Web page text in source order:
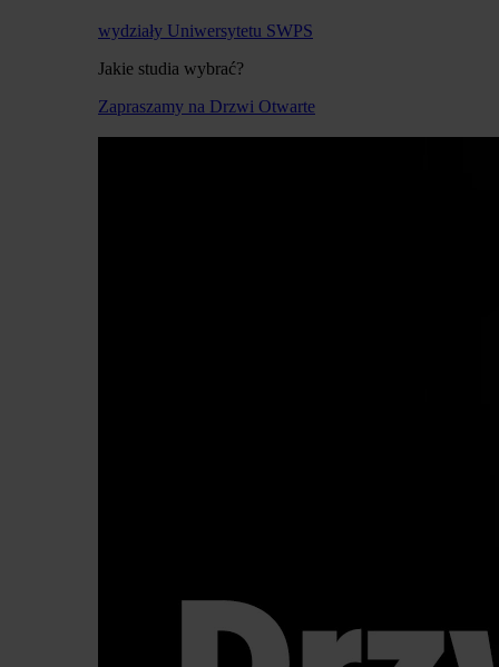
wydziały Uniwersytetu SWPS
Jakie studia wybrać?
Zapraszamy na Drzwi Otwarte